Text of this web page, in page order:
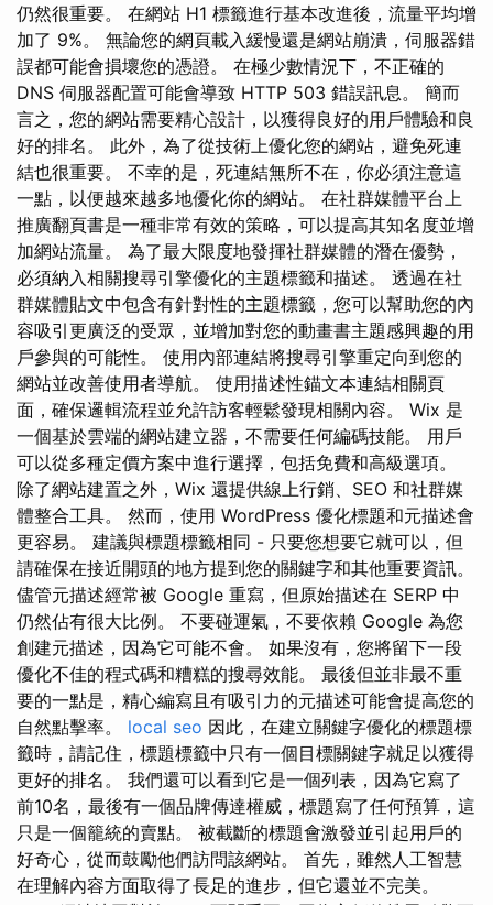
仍然很重要。 在網站 H1 標籤進行基本改進後，流量平均增
加了 9%。 無論您的網頁載入緩慢還是網站崩潰，伺服器錯
誤都可能會損壞您的憑證。 在極少數情況下，不正確的
DNS 伺服器配置可能會導致 HTTP 503 錯誤訊息。 簡而
言之，您的網站需要精心設計，以獲得良好的用戶體驗和良
好的排名。 此外，為了從技術上優化您的網站，避免死連
結也很重要。 不幸的是，死連結無所不在，你必須注意這
一點，以便越來越多地優化你的網站。 在社群媒體平台上
推廣翻頁書是一種非常有效的策略，可以提高其知名度並增
加網站流量。 為了最大限度地發揮社群媒體的潛在優勢，
必須納入相關搜尋引擎優化的主題標籤和描述。 透過在社
群媒體貼文中包含有針對性的主題標籤，您可以幫助您的內
容吸引更廣泛的受眾，並增加對您的動畫書主題感興趣的用
戶參與的可能性。 使用內部連結將搜尋引擎重定向到您的
網站並改善使用者導航。 使用描述性錨文本連結相關頁
面，確保邏輯流程並允許訪客輕鬆發現相關內容。 Wix 是
一個基於雲端的網站建立器，不需要任何編碼技能。 用戶
可以從多種定價方案中進行選擇，包括免費和高級選項。
除了網站建置之外，Wix 還提供線上行銷、SEO 和社群媒
體整合工具。 然而，使用 WordPress 優化標題和元描述會
更容易。 建議與標題標籤相同 - 只要您想要它就可以，但
請確保在接近開頭的地方提到您的關鍵字和其他重要資訊。
儘管元描述經常被 Google 重寫，但原始描述在 SERP 中
仍然佔有很大比例。 不要碰運氣，不要依賴 Google 為您
創建元描述，因為它可能不會。 如果沒有，您將留下一段
優化不佳的程式碼和糟糕的搜尋效能。 最後但並非最不重
要的一點是，精心編寫且有吸引力的元描述可能會提高您的
自然點擊率。 local seo 因此，在建立關鍵字優化的標題標
籤時，請記住，標題標籤中只有一個目標關鍵字就足以獲得
更好的排名。 我們還可以看到它是一個列表，因為它寫了
前10名，最後有一個品牌傳達權威，標題寫了任何預算，這
只是一個籠統的賣點。 被截斷的標題會激發並引起用戶的
好奇心，從而鼓勵他們訪問該網站。 首先，雖然人工智慧
在理解內容方面取得了長足的進步，但它還並不完美。